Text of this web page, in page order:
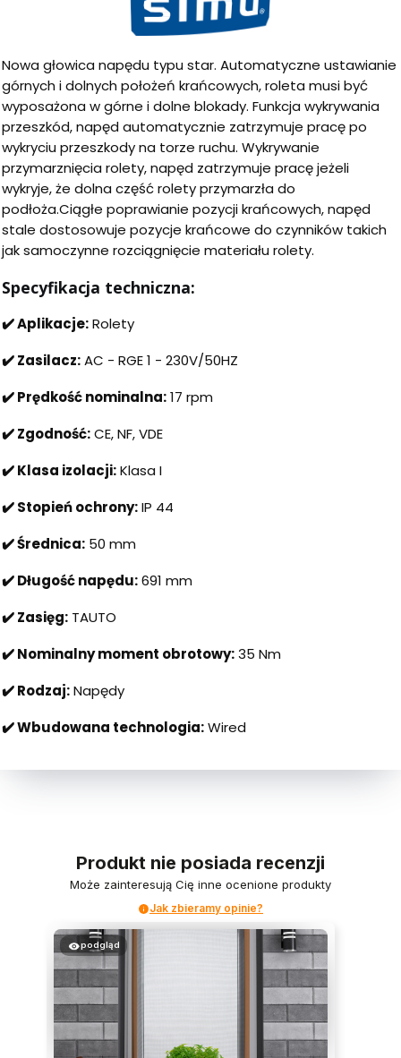
Nowa głowica napędu typu star. Automatyczne ustawianie
górnych i dolnych położeń krańcowych, roleta musi być
wyposażona w górne i dolne blokady. Funkcja wykrywania
przeszkód, napęd automatycznie zatrzymuje pracę po
wykryciu przeszkody na torze ruchu. Wykrywanie
przymarznięcia rolety, napęd zatrzymuje pracę jeżeli
wykryje, że dolna część rolety przymarzła do
podłoża.Ciągłe poprawianie pozycji krańcowych, napęd
stale dostosowuje pozycje krańcowe do czynników takich
jak samoczynne rozciągnięcie materiału rolety.
Specyfikacja techniczna:
✔️ Aplikacje:Rolety
✔️ Zasilacz:AC - RGE 1 - 230V/50HZ
✔️ Prędkość nominalna:17 rpm
✔️ Zgodność:CE, NF, VDE
✔️ Klasa izolacji:Klasa I
✔️ Stopień ochrony:IP 44
✔️ Średnica: 50 mm
✔️ Długość napędu:691 mm
✔️ Zasięg: TAUTO
✔️ Nominalny moment obrotowy:35 Nm
✔️ Rodzaj:Napędy
✔️ Wbudowana technologia:Wired
Produkt nie posiada recenzji
Może zainteresują Cię inne ocenione produkty
Jak zbieramy opinie?
podgląd